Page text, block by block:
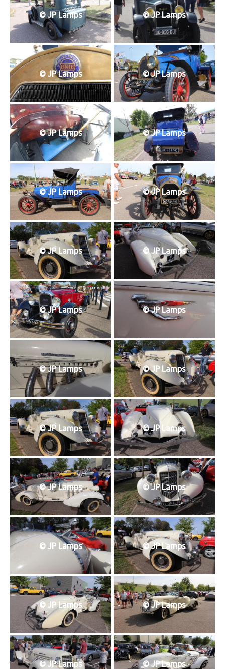
© JP Lamps © JP Lamps
© JP Lamps © JP Lamps
© JP Lamps © JP Lamps
© JP Lamps © JP Lamps
© JP Lamps © JP Lamps
© JP Lamps © JP Lamps
© JP Lamps © JP Lamps
© JP Lamps © JP Lamps
© JP Lamps © JP Lamps
© JP Lamps © JP Lamps
© JP Lamps © JP Lamps
© JP Lamps © JP Lamps